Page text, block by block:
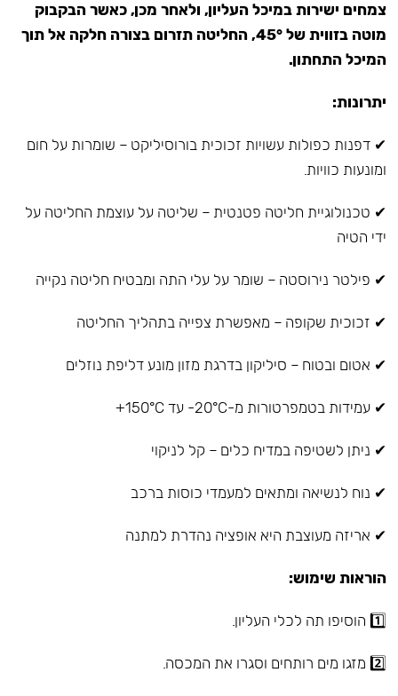
צמחים ישירות במיכל העליון, ולאחר מכן, כאשר הבקבוק
מוטה בזווית של 45°, החליטה תזרום בצורה חלקה אל תוך
המיכל התחתון.
יתרונות:
✔ דפנות כפולות עשויות זכוכית בורוסיליקט – שומרות על חום
ומונעות כוויות.
✔ טכנולוגיית חליטה פטנטית – שליטה על עוצמת החליטה על
ידי הטיה
✔ פילטר נירוסטה – שומר על עלי התה ומבטיח חליטה נקייה
✔ זכוכית שקופה – מאפשרת צפייה בתהליך החליטה
✔ אטום ובטוח – סיליקון בדרגת מזון מונע דליפת נוזלים
✔ עמידות בטמפרטורות מ-20°C- עד 150°C+
✔ ניתן לשטיפה במדיח כלים – קל לניקוי
✔ נוח לנשיאה ומתאים למעמדי כוסות ברכב
✔ אריזה מעוצבת היא אופציה נהדרת למתנה
הוראות שימוש:
1️⃣ הוסיפו תה לכלי העליון.
2️⃣ מזגו מים רותחים וסגרו את המכסה.